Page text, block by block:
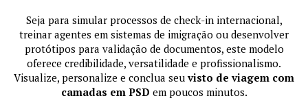
Seja para simular processos de check-in internacional,
treinar agentes em sistemas de imigração ou desenvolver
protótipos para validação de documentos, este modelo
oferece credibilidade, versatilidade e profissionalismo.
Visualize, personalize e conclua seuvisto de viagem com
camadas em PSD em poucos minutos.